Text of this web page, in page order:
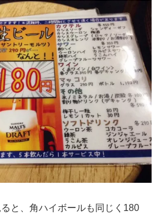
と、角ハイボールも同じく180